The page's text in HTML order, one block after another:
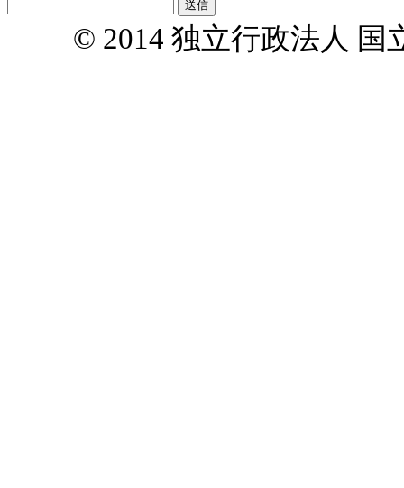
© 2014 独立行政法人 国